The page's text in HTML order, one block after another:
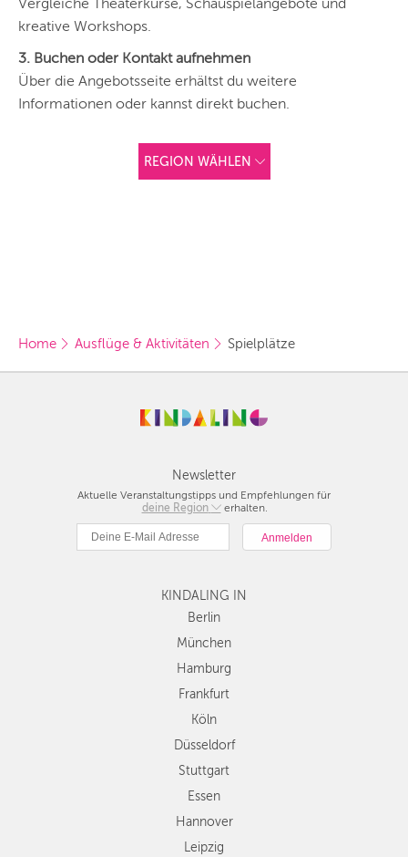
Vergleiche Theaterkurse, Schauspielangebote und
kreative Workshops.
3. Buchen oder Kontakt aufnehmen
Über die Angebotsseite erhältst du weitere
Informationen oder kannst direkt buchen.
REGION WÄHLEN
BERLIN
HAMBURG
KÖLN
DÜSSELDORF
HANNOVER
DRESDEN
NÜRNBERG
ZÜRICH
Home Ausflüge & Aktivitäten Spielplätze
Newsletter
Aktuelle Veranstaltungstipps und Empfehlungen für
deine Region
Berlin
Hamburg
Köln
Düsseldorf
Stuttgart
Essen
Dresden
Nürnberg
Wien
Zürich
Andere
Regionen
erhalten.
KINDALING IN
Berlin
München
Hamburg
Frankfurt
Köln
Düsseldorf
Stuttgart
Essen
Hannover
Leipzig